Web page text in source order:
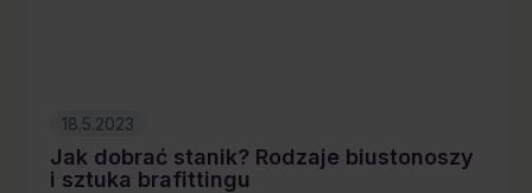
18.5.2023
Jak dobrać stanik? Rodzaje biustonoszy
i sztuka brafittingu